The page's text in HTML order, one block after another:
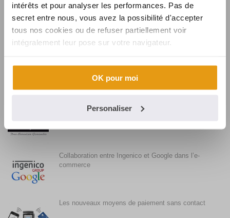
intérêts et pour analyser les performances. Pas de
secret entre nous, vous avez la possibilité d'accepter
tous nos cookies ou de refuser partiellement voir
intégralement leur pose sur votre navigateur.
OK pour moi
Personaliser
Synalcom souhaite la bienvenue à Karine
Synalcom conclut l’acquisition de MONETIC
Collaboration entre Ingenico et Google dans l’e-
commerce
Les nouveaux moyens de paiement sans contact